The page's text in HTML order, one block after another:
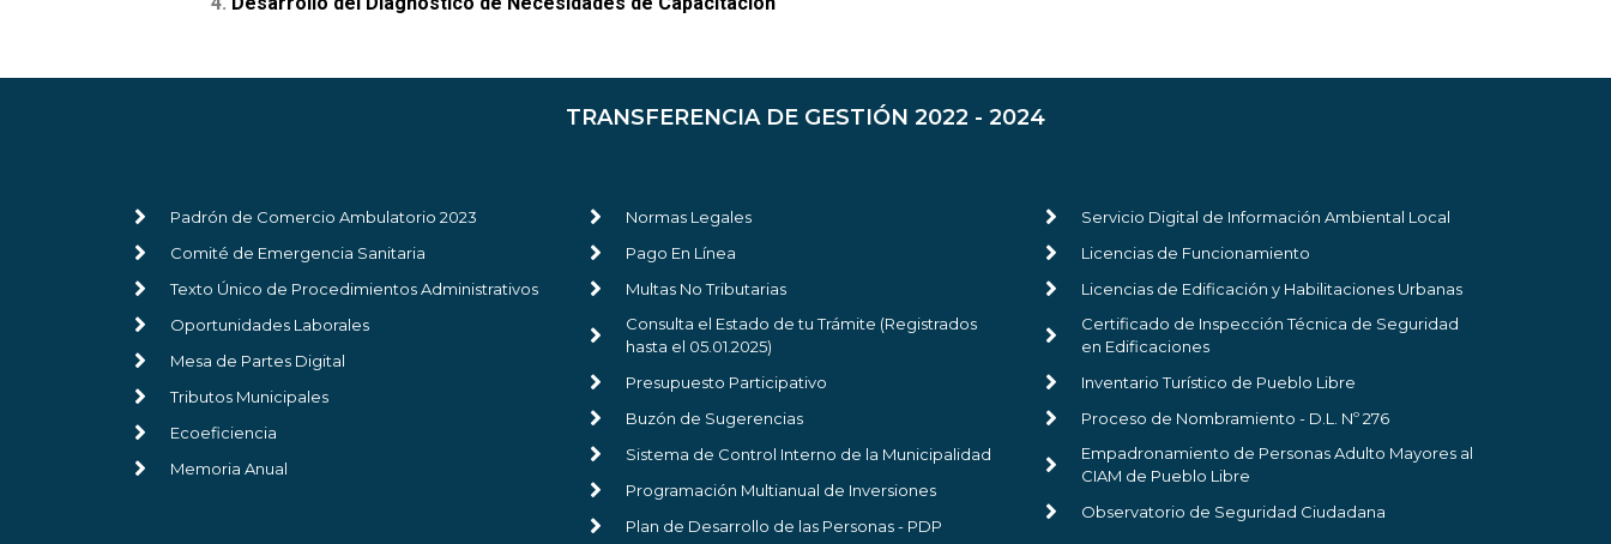
TRANSFERENCIA DE GESTIÓN 2022 - 2024
Padrón de Comercio Ambulatorio 2023
Comité de Emergencia Sanitaria
Texto Único de Procedimientos Administrativos
Oportunidades Laborales
Mesa de Partes Digital
Tributos Municipales
Ecoeficiencia
Memoria Anual
Normas Legales
Pago En Línea
Multas No Tributarias
Consulta el Estado de tu Trámite (Registrados
hasta el 05.01.2025)
Presupuesto Participativo
Buzón de Sugerencias
Sistema de Control Interno de la Municipalidad
Programación Multianual de Inversiones
Plan de Desarrollo de las Personas - PDP
Servicio Digital de Información Ambiental Local
Licencias de Funcionamiento
Licencias de Edificación y Habilitaciones Urbanas
Certificado de Inspección Técnica de Seguridad
en Edificaciones
Inventario Turístico de Pueblo Libre
Proceso de Nombramiento - D.L. Nº 276
Empadronamiento de Personas Adulto Mayores al
CIAM de Pueblo Libre
Observatorio de Seguridad Ciudadana